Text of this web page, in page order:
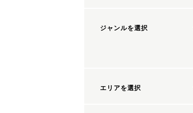
ジャンルを選択
エリアを選択